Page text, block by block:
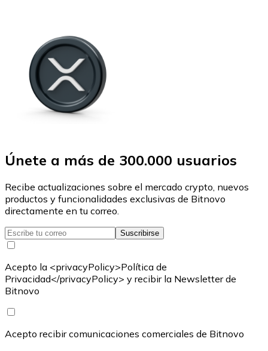
Únete a más de 300.000 usuarios
Recibe actualizaciones sobre el mercado crypto, nuevos
productos y funcionalidades exclusivas de Bitnovo
directamente en tu correo.
Suscribirse
Acepto la <privacyPolicy>Política de
Privacidad</privacyPolicy> y recibir la Newsletter de
Bitnovo
Acepto recibir comunicaciones comerciales de Bitnovo